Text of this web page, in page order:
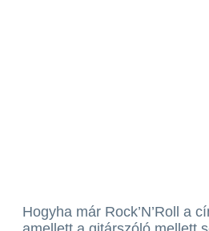
Hogyha már Rock’N’Roll a